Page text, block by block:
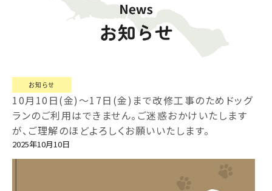
お知らせ
10月10日(金)～17日(金)まで改修工事のためドッグ
ランのご利用はできません。ご迷惑おかけいたします
が、ご理解のほどよろしくお願いいたします。
2025年10月10日